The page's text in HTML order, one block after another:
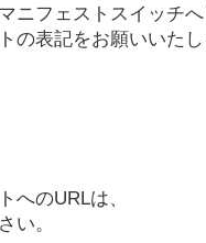
フェストスイッチへ
の表記をお願いいたし
へのURLは、
い。